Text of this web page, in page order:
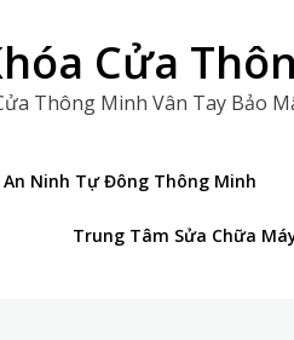
Cửa
Thông Minh Vân Tay Bảo
An Ninh Tự Đông Thông Minh
Trung Tâm Sửa Chữa